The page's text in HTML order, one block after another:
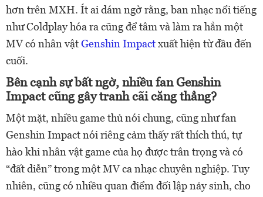
hơn trên MXH. Ít ai dám ngờ rằng, ban nhạc nổi tiếng
như Coldplay hóa ra cũng để tâm và làm ra hẳn một
MV có nhân vậtGenshin Impactxuất hiện từ đầu đến
cuối.
Bên cạnh sự bất ngờ, nhiều fan Genshin
Impact cũng gây tranh cãi căng thẳng?
Một mặt, nhiều game thủ nói chung, cũng như fan
Genshin Impact nói riêng cảm thấy rất thích thú, tự
hào khi nhân vật game của họ được trân trọng và có
“đất diễn” trong một MV ca nhạc chuyên nghiệp. Tuy
nhiên, cũng có nhiều quan điểm đối lập nảy sinh, cho